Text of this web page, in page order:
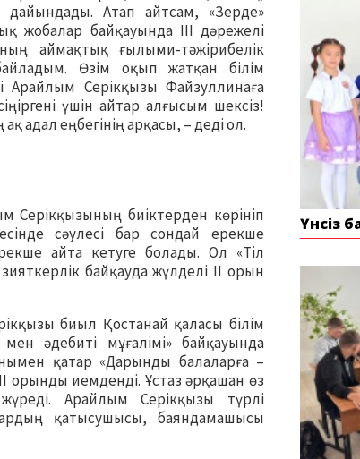
Атап айтсам, «Зерде»
байқауында ІІІ дәрежелі
аймақтық ғылыми-тәжірибелік
Өзім оқып жатқан білім
Арайлым Серікқызы Файзуллинаға
үшін айтар алғысым шексіз!
адал еңбегінің арқасы, – деді ол.
Серікқызының биіктерден көрініп
сәулесі бар сондай ерекше
айта кетуге болады. Ол «Тіл
байқауда жүлделі ІІ орын
биыл Қостанай қаласы білім
әдебиті мұғалімі» байқауында
қатар «Дарынды балаларға –
орынды иемденді. Ұстаз әрқашан өз
жүреді. Арайлым Серікқызы түрлі
қатысушысы, баяндамашысы
Үнсіз